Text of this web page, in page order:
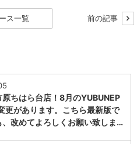
ス一覧 前の記事
原ちはら台店！8月のYUBUNEP
更があります。こちら最新版で
、改めてよろしくお願い致しま…